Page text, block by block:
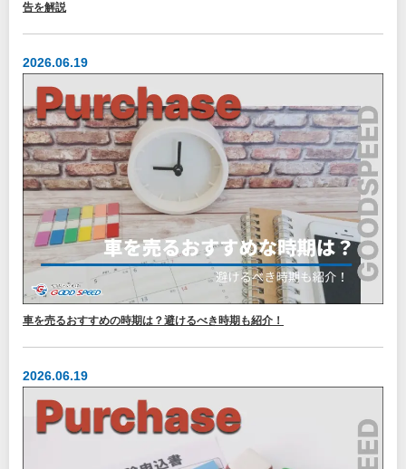
告を解説
2026.06.19
車を売るおすすめの時期は？避けるべき時期も紹介！
2026.06.19